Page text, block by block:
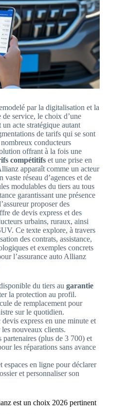
par la digitalisation et la
de service, le choix d’une
acte stratégique autant
de tarifs qui se sont
conducteurs
offrant à la fois une
compétitifs et une prise en
apparaît comme un acteur
réseau d’agences et de
modulables du tiers au tous
garantissant une présence
proposer des
de devis express et des
urbains, ruraux, ainsi
Ce texte explore, à travers
des contrats, assistance,
et exemples concrets
l’assurance auto Allianz
du tiers au garantie
la protection au profil.
de remplacement pour
sur le quotidien.
devis express en une minute et
nouveaux clients.
partenaires (plus de 3 700) et
les réparations sans avance
espaces en ligne pour déclarer
et personnaliser son
est un choix 2026 pertinent